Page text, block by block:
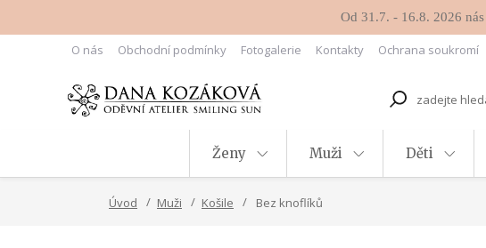
Od 31.7. - 16.8. 2026
O nás Obchodní podmínky Fotogalerie Kontakty Ochrana soukromí
Ženy Muži Děti
Úvod Muži Košile Bez knoflíků